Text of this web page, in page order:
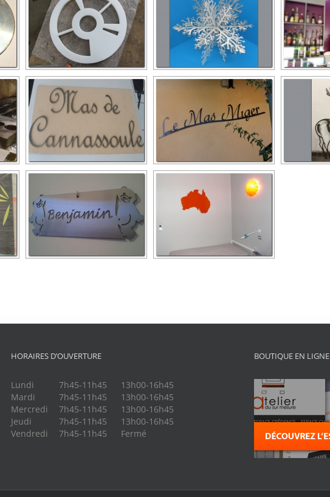
HORAIRES D’OUVERTURE
Lundi 7h45-11h45
13h00-16h45
Mardi
7h45-11h45
13h00-16h45
Mercredi
7h45-11h45
13h00-16h45
Jeudi
7h45-11h45
13h00-16h45
Vendredi
7h45-11h45 Fermé
BOUTIQUE EN LIGNE